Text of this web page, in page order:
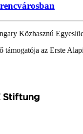
Közhasznú
támogatója az Erste